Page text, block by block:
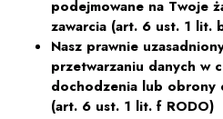
podejmowane na Twoje
zawarcia (art. 6 ust. 1 lit.
Nasz prawnie
przetwarzaniu danych w
dochodzenia lub obrony
(art. 6 ust. 1 lit. f RODO)